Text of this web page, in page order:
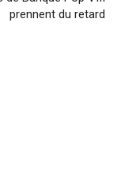
prennent du retard